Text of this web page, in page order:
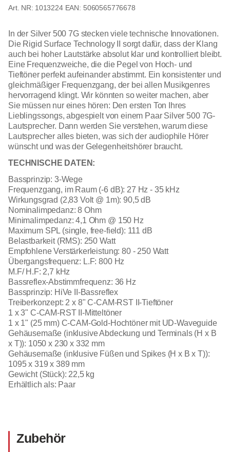
1013224 EAN: 5060565776678
In der Silver 500 7G stecken viele technische Innovationen.
Die Rigid Surface Technology II sorgt dafür, dass der Klang
auch bei hoher Lautstärke absolut klar und kontrolliert bleibt.
Eine Frequenzweiche, die die Pegel von Hoch- und
Tieftöner perfekt aufeinander abstimmt. Ein konsistenter und
gleichmäßiger Frequenzgang, der bei allen Musikgenres
hervorragend klingt. Wir könnten so weiter machen, aber
Sie müssen nur eines hören: Den ersten Ton Ihres
Lieblingssongs, abgespielt von einem Paar Silver 500 7G-
Lautsprecher. Dann werden Sie verstehen, warum diese
Lautsprecher alles bieten, was sich der audiophile Hörer
wünscht und was der Gelegenheitshörer braucht.
TECHNISCHE DATEN:
Bassprinzip: 3-Wege
Frequenzgang, im Raum (-6 dB): 27 Hz - 35 kHz
Wirkungsgrad (2,83 Volt @ 1m): 90,5 dB
Nominalimpedanz: 8 Ohm
Minimalimpedanz: 4,1 Ohm @ 150 Hz
Maximum SPL (single, free-field): 111 dB
Belastbarkeit (RMS): 250 Watt
Empfohlene Verstärkerleistung: 80 - 250 Watt
Übergangsfrequenz: L.F: 800 Hz
M.F/ H.F: 2,7 kHz
Bassreflex-Abstimmfrequenz: 36 Hz
Bassprinzip: HiVe II-Bassreflex
Treiberkonzept: 2 x 8" C-CAM-RST II-Tieftöner
1 x 3" C-CAM-RST II-Mitteltöner
1 x 1" (25 mm) C-CAM-Gold-Hochtöner mit UD-Waveguide
Gehäusemaße (inklusive Abdeckung und Terminals (H x B
x T)): 1050 x 230 x 332 mm
Gehäusemaße (inklusive Füßen und Spikes (H x B x T)):
1095 x 319 x 389 mm
Gewicht (Stück): 22,5 kg
Erhältlich als: Paar
Zubehör